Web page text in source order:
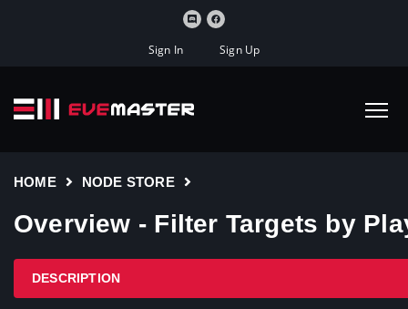
Sign In Sign Up
HOME NODE STORE
Overview - Filter Targets by
DESCRIPTION